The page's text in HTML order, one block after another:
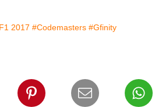
2017 #Codemasters #Gfinity